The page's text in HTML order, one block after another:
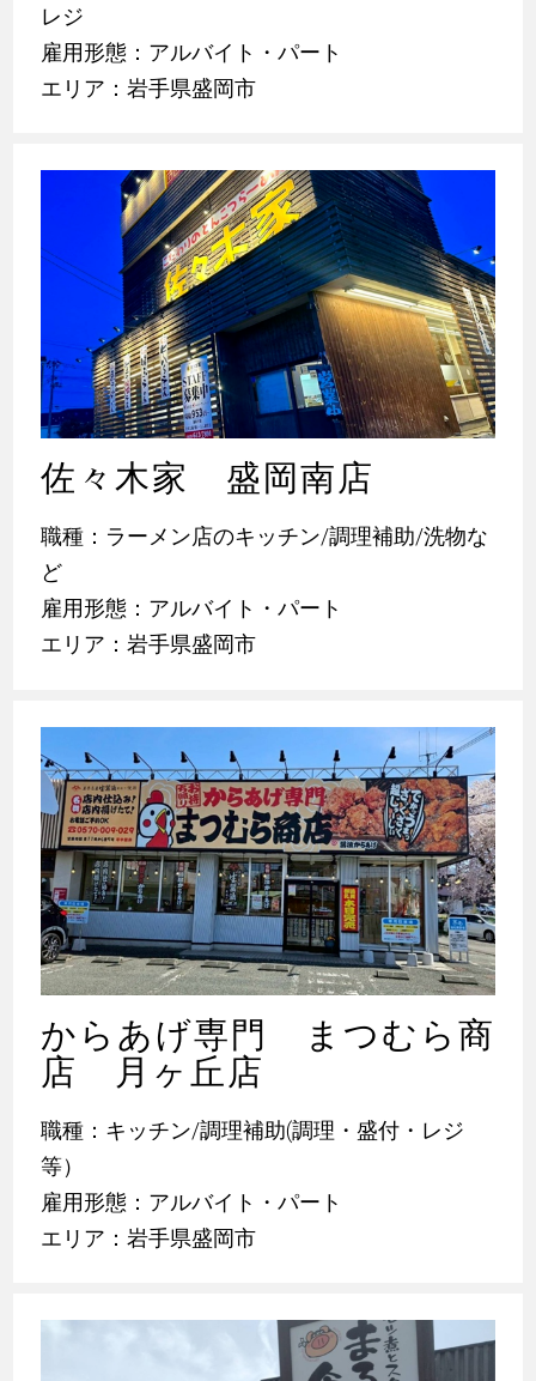
レジ
雇用形態：アルバイト・パート
エリア：岩手県盛岡市
佐々木家 盛岡南店
職種：ラーメン店のキッチン/調理補助/洗物な
ど
雇用形態：アルバイト・パート
エリア：岩手県盛岡市
からあげ専門 まつむら商
店 月ヶ丘店
職種：キッチン/調理補助(調理・盛付・レジ
等）
雇用形態：アルバイト・パート
エリア：岩手県盛岡市